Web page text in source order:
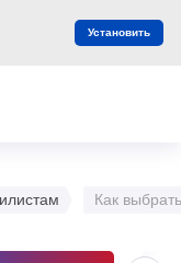
Как
Оценить